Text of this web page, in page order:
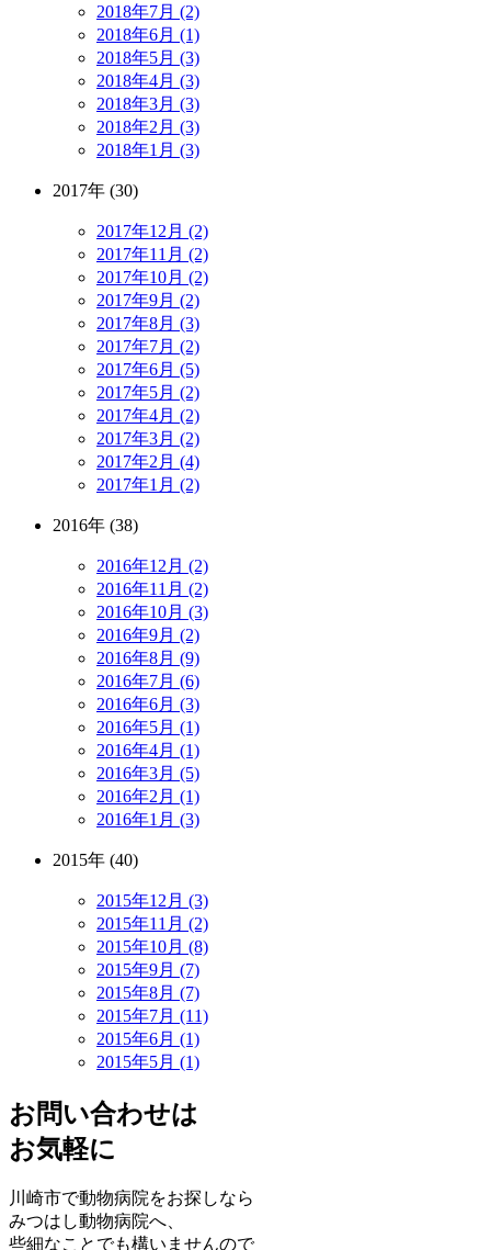
2018年7月 (2)
2018年6月 (1)
2018年5月 (3)
2018年4月 (3)
2018年3月 (3)
2018年2月 (3)
2018年1月 (3)
2017年 (30)
2017年12月 (2)
2017年11月 (2)
2017年10月 (2)
2017年9月 (2)
2017年8月 (3)
2017年7月 (2)
2017年6月 (5)
2017年5月 (2)
2017年4月 (2)
2017年3月 (2)
2017年2月 (4)
2017年1月 (2)
2016年 (38)
2016年12月 (2)
2016年11月 (2)
2016年10月 (3)
2016年9月 (2)
2016年8月 (9)
2016年7月 (6)
2016年6月 (3)
2016年5月 (1)
2016年4月 (1)
2016年3月 (5)
2016年2月 (1)
2016年1月 (3)
2015年 (40)
2015年12月 (3)
2015年11月 (2)
2015年10月 (8)
2015年9月 (7)
2015年8月 (7)
2015年7月 (11)
2015年6月 (1)
2015年5月 (1)
お問い合わせは
お気軽に
川崎市で動物病院をお探しなら
みつはし動物病院へ、
些細なことでも構いませんので